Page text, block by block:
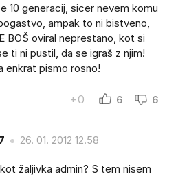
10 generacij, sicer nevem komu
ampak to ni bistveno,
BOŠ oviral neprestano, kot si
ti ni pustil, da se igraš z njim!
enkrat pismo rosno!
+0 6 6
26. 01. 2012 12.58
žaljivka admin? S tem nisem